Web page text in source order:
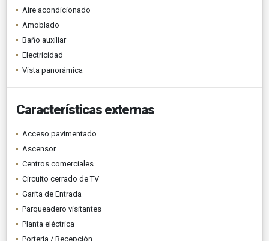
Aire acondicionado
Amoblado
Baño auxiliar
Electricidad
Vista panorámica
Características externas
Acceso pavimentado
Ascensor
Centros comerciales
Circuito cerrado de TV
Garita de Entrada
Parqueadero visitantes
Planta eléctrica
Portería / Recepción